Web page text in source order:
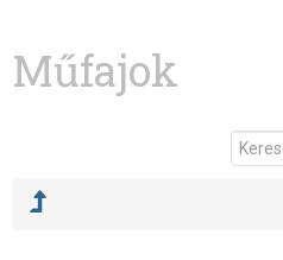
Műfajok